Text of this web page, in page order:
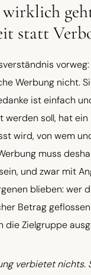
statt
Werbung nicht.
ist einfach
soll, hat ein
wird, von wem
muss
und zwar mit
blieben: wer
Betrag
die Zielgruppe
verbietet nichts.